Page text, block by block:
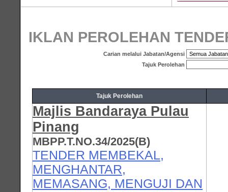
IKLAN PEROLEHAN
Carian melalui Jabatan/Agensi
Tajuk Perolehan
Tajuk Perolehan
Majlis Bandaraya Pulau
Pinang
MBPP.T.NO.34/2025(B)
TENDER MEMBEKAL,
MENGHANTAR,
MEMASANG, MENGUJI DAN